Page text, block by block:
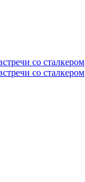
со сталкером